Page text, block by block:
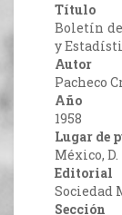
Título
Boletín
y
Autor
Pacheco
Año
1958
Lugar de
México, D.
Editorial
Sociedad
Sección